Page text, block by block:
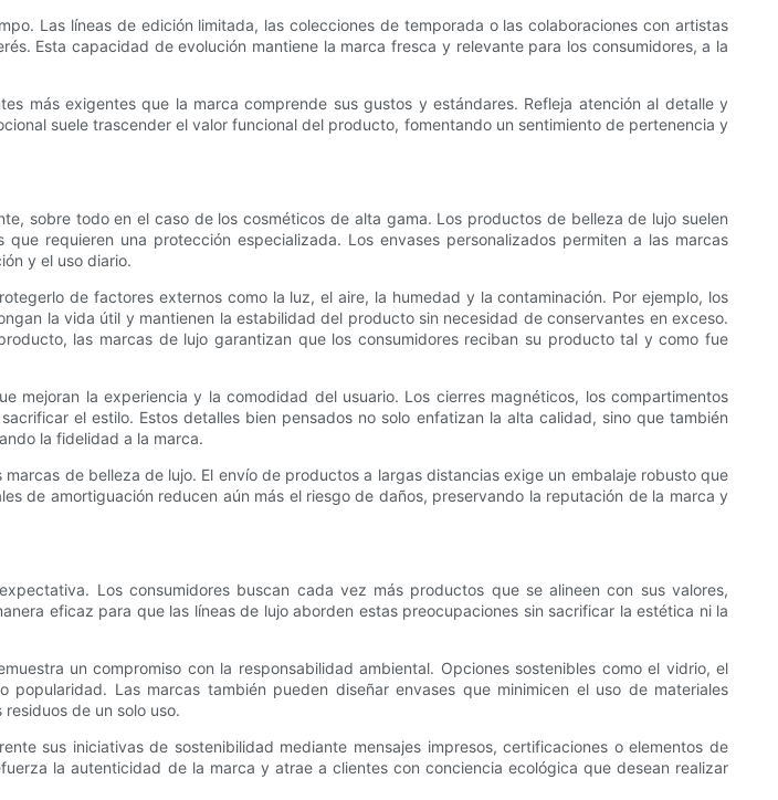
Las líneas de edición limitada, las colecciones de temporada o las colaboraciones con artistas
Esta capacidad de evolución mantiene la marca fresca y relevante para los consumidores, a la
más exigentes que la marca comprende sus gustos y estándares. Refleja atención al detalle y
suele trascender el valor funcional del producto, fomentando un sentimiento de pertenencia y
sobre todo en el caso de los cosméticos de alta gama. Los productos de belleza de lujo suelen
requieren una protección especializada. Los envases personalizados permiten a las marcas
y el uso diario.
de factores externos como la luz, el aire, la humedad y la contaminación. Por ejemplo, los
la vida útil y mantienen la estabilidad del producto sin necesidad de conservantes en exceso.
las marcas de lujo garantizan que los consumidores reciban su producto tal y como fue
mejoran la experiencia y la comodidad del usuario. Los cierres magnéticos, los compartimentos
el estilo. Estos detalles bien pensados ​​no solo enfatizan la alta calidad, sino que también
la fidelidad a la marca.
de belleza de lujo. El envío de productos a largas distancias exige un embalaje robusto que
de amortiguación reducen aún más el riesgo de daños, preservando la reputación de la marca y
Los consumidores buscan cada vez más productos que se alineen con sus valores,
eficaz para que las líneas de lujo aborden estas preocupaciones sin sacrificar la estética ni la
un compromiso con la responsabilidad ambiental. Opciones sostenibles como el vidrio, el
Las marcas también pueden diseñar envases que minimicen el uso de materiales
de un solo uso.
sus iniciativas de sostenibilidad mediante mensajes impresos, certificaciones o elementos de
la autenticidad de la marca y atrae a clientes con conciencia ecológica que desean realizar